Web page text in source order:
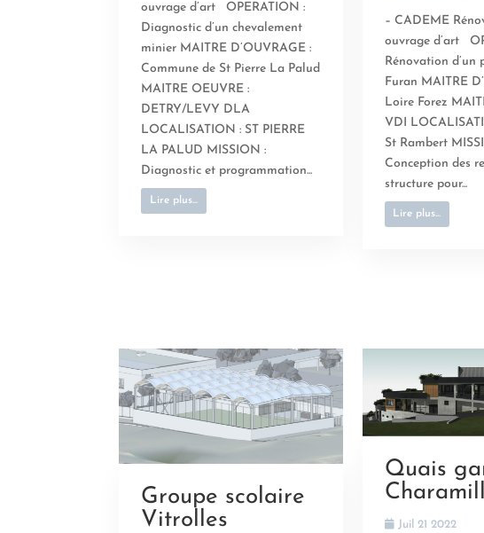
ouvrage d’art OPERATION :
Diagnostic d’un chevalement
minier MAITRE D’OUVRAGE :
Commune de St Pierre La Palud
MAITRE OEUVRE :
DETRY/LEVY DLA
LOCALISATION : ST PIERRE
LA PALUD MISSION :
Diagnostic et programmation...
Lire plus...
– CADEME
ouvrage d’art
Rénovation d’un
Furan MAITRE
Loire Forez
VDI
St Rambert
Conception des
structure pour...
Lire plus...
Groupe scolaire
Vitrolles
Quais
Juil 21 2022